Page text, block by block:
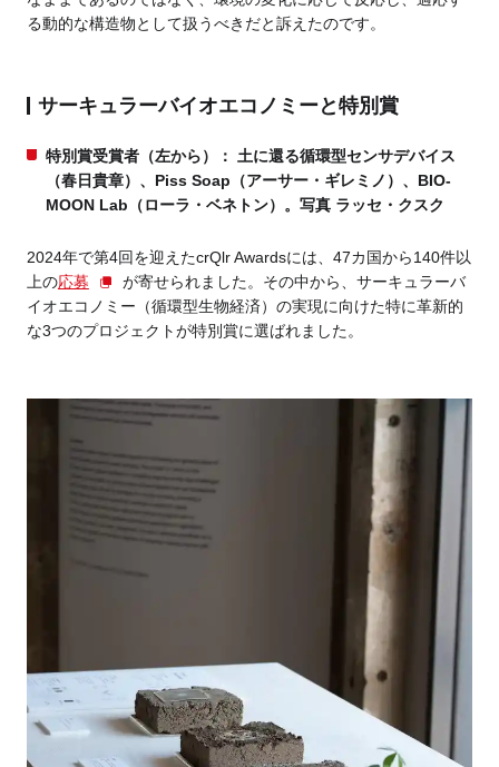
る動的な構造物として扱うべきだと訴えたのです。
サーキュラーバイオエコノミーと特別賞
特別賞受賞者（左から）： 土に還る循環型センサデバイス
（春日貴章）、Piss Soap（アーサー・ギレミノ）、BIO-
MOON Lab（ローラ・ベネトン）。写真 ラッセ・クスク
2024年で第4回を迎えたcrQlr Awardsには、47カ国から140件以
上の応募
が寄せられました。その中から、サーキュラーバ
イオエコノミー（循環型生物経済）の実現に向けた特に革新的
な3つのプロジェクトが特別賞に選ばれました。